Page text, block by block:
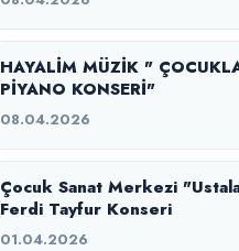
HAYALİM MÜZİK "
PİYANO KONSERİ"
08.04.2026
Çocuk Sanat Merkezi
Ferdi Tayfur Konseri
01.04.2026